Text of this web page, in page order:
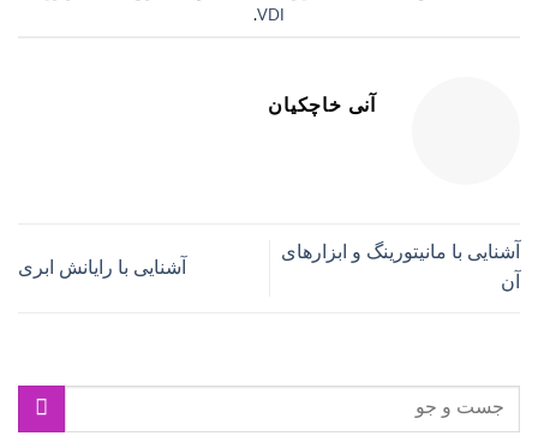
VDI
.
آنی خاچکیان
آشنایی با مانیتورینگ و ابزارهای
آن
آشنایی با رایانش ابری